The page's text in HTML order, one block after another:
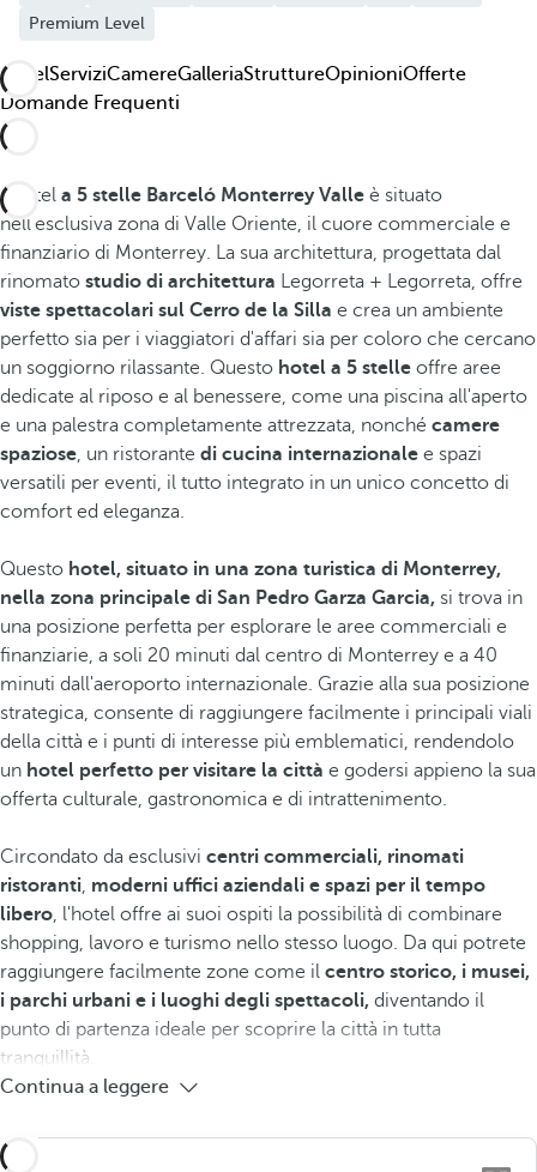
Premium Level
HotelServiziCamereGalleriaStruttureOpinioniOfferte
Domande Frequenti
L'hotel a 5 stelle Barceló Monterrey Valle è situato
nell'esclusiva zona di Valle Oriente, il cuore commerciale e
finanziario di Monterrey. La sua architettura, progettata dal
rinomato studio di architettura Legorreta + Legorreta, offre
viste spettacolari sul Cerro de la Silla e crea un ambiente
perfetto sia per i viaggiatori d'affari sia per coloro che cercano
un soggiorno rilassante. Questo hotel a 5 stelle offre aree
dedicate al riposo e al benessere, come una piscina all'aperto
e una palestra completamente attrezzata, nonché camere
spaziose, un ristorante di cucina internazionale e spazi
versatili per eventi, il tutto integrato in un unico concetto di
comfort ed eleganza.
Questo hotel, situato in una zona turistica di Monterrey,
nella zona principale di San Pedro Garza Garcia, si trova in
una posizione perfetta per esplorare le aree commerciali e
finanziarie, a soli 20 minuti dal centro di Monterrey e a 40
minuti dall'aeroporto internazionale. Grazie alla sua posizione
strategica, consente di raggiungere facilmente i principali viali
della città e i punti di interesse più emblematici, rendendolo
un hotel perfetto per visitare la città e godersi appieno la sua
offerta culturale, gastronomica e di intrattenimento.
Circondato da esclusivi centri commerciali, rinomati
ristoranti, moderni uffici aziendali e spazi per il tempo
libero, l'hotel offre ai suoi ospiti la possibilità di combinare
shopping, lavoro e turismo nello stesso luogo. Da qui potrete
raggiungere facilmente zone come il centro storico, i musei,
i parchi urbani e i luoghi degli spettacoli, diventando il
punto di partenza ideale per scoprire la città in tutta
tranquillità.
Continua a leggere